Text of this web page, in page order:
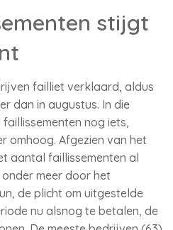
stijgt
failliet verklaard, aldus
dan in augustus. In die
nog iets,
omhoog. Afgezien van het
aantal faillissementen al
meer door het
de plicht om uitgestelde
nu alsnog te betalen, de